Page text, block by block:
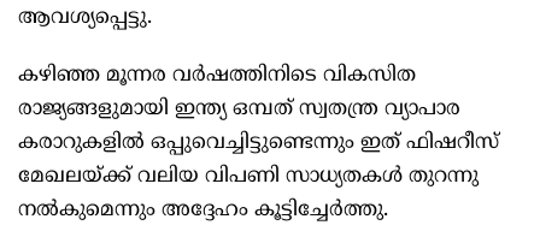
ആവശ്യപ്പെട്ടു.
കഴിഞ്ഞ മൂന്നര വർഷത്തിനിടെ വികസിത
രാജ്യങ്ങളുമായി ഇന്ത്യ ഒമ്പത് സ്വതന്ത്ര വ്യാപാര
കരാറുകളിൽ ഒപ്പുവെച്ചിട്ടുണ്ടെന്നും ഇത് ഫിഷറീസ്
മേഖലയ്ക്ക് വലിയ വിപണി സാധ്യതകൾ തുറന്നു
നൽകുമെന്നും അദ്ദേഹം കൂട്ടിച്ചേർത്തു.